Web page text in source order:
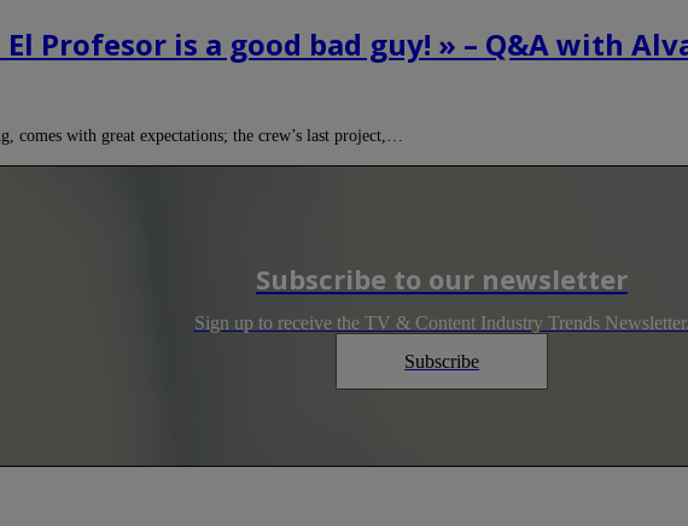
El Profesor is a good bad guy! » – Q&A with
comes with great expectations; the crew’s last project,…
Subscribe to our newsletter
Sign up to receive the TV & Content Industry Trends
Subscribe